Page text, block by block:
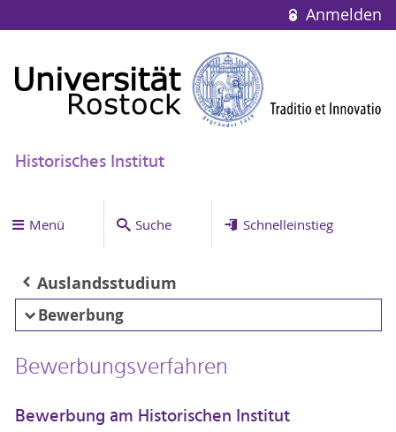
Anmelden
Historisches Institut
Menü Suche Schnelleinstieg
Auslandsstudium
Bewerbung
Bewerbungsverfahren
Bewerbung am Historischen Institut